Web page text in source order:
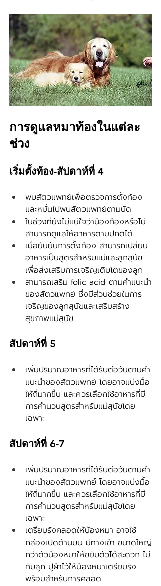
การดูแลหมาท้องในแต่ละ
ช่วง
เริ่มตั้งท้อง-สัปดาห์ที่ 4
พบสัตวแพทย์เพื่อตรวจการตั้งท้อง
และหมั่นไปพบสัตวแพทย์ตามนัด
ในช่วงที่ยังไม่แน่ใจว่าน้องท้องหรือไม่
สามารถดูแลให้อาหารตามปกติได้
เมื่อยืนยันการตั้งท้อง สามารถเปลี่ยน
อาหารเป็นสูตรสำหรับแม่และลูกสุนัข
เพื่อส่งเสริมการเจริญเติบโตของลูก
สามารถเสริม folic acid ตามคำแนะนำ
ของสัตวแพทย์ ซึ่งมีส่วนช่วยในการ
เจริญของลูกสุนัขและเสริมสร้าง
สุขภาพแม่สุนัข
สัปดาห์ที่ 5
เพิ่มปริมาณอาหารที่ได้รับต่อวันตามคำ
แนะนำของสัตวแพทย์ โดยอาจแบ่งมื้อ
ให้ถี่มากขึ้น และควรเลือกใช้อาหารที่มี
การคำนวนสูตรสำหรับแม่สุนัขโดย
เฉพาะ
สัปดาห์ที่ 6-7
เพิ่มปริมาณอาหารที่ได้รับต่อวันตามคำ
แนะนำของสัตวแพทย์ โดยอาจแบ่งมื้อ
ให้ถี่มากขึ้น และควรเลือกใช้อาหารที่มี
การคำนวนสูตรสำหรับแม่สุนัขโดย
เฉพาะ
เตรียมรังคลอดให้น้องหมา อาจใช้
กล่องเปิดด้านบน มีทางเข้า ขนาดใหญ่
กว่าตัวน้องหมาให้ขยับตัวได้สะดวก ไม่
ทับลูก ปูผ้าไว้ให้น้องหมาเตรียมรัง
พร้อมสำหรับการคลอด